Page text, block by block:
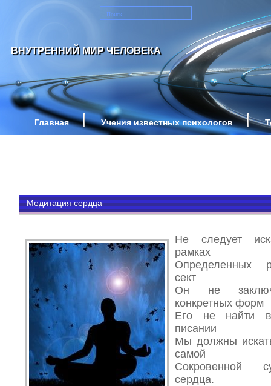
ВНУТРЕННИЙ МИР ЧЕЛОВЕКА
Главная Учения известных психологов
Медитация сердца
Не следует
рамках
Определенных
сект
Он не
конкретных форм
Его не найти
писании
Мы должны
самой
Сокровенной
сердца.